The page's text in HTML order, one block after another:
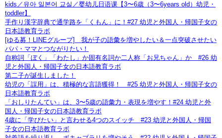
kids／유아 일본어 교실／婴幼儿日语课【3〜6歳（3〜6years old）幼児・
toddler】
手作り漢字辞典で通学路を「くもん」に！#27 幼児と外国人・帰国子女の
日本語教育ラボ
[ゆる募！LINEグループ] 我が子の語彙を増やしたい＆一点突破させたい
パパ・ママとつながりたい！
自称詞「ぼく」「わたし」か固有名詞か二人称「お兄ちゃん」か #26 幼
児と外国人・帰国子女の日本語教育ラボ
第二子が誕生しました！
幼児の「誤用」は、積極的な言語獲得！ #25 幼児と外国人・帰国子女の
日本語教育ラボ
「おしりたんてい」は、3〜5歳の語彙力・表現を増やす！#24 幼児と外
国人・帰国子女の日本語教育ラボ
4歳に「学びたい」と言わせる4つのスイッチ #23 幼児と外国人・帰国
子女の日本語教育ラボ